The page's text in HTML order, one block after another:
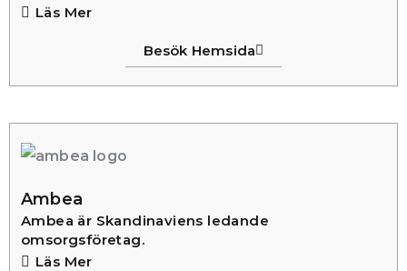
Läs Mer
Besök Hemsida
Ambea
Ambea är Skandinaviens ledande
omsorgsföretag.
Läs Mer